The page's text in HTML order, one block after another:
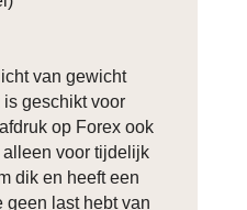
van gewicht
geschikt voor
op Forex ook
alleen voor tijdelijk
dik en heeft een
geen last hebt van